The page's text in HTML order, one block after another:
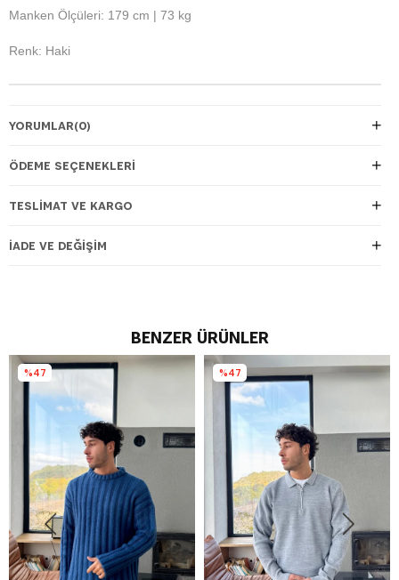
Manken Ölçüleri: 179 cm | 73 kg
Renk: Haki
YORUMLAR(0)
ÖDEME SEÇENEKLERI
TESLIMAT VE KARGO
İADE VE DEĞIŞIM
BENZER ÜRÜNLER
%47 %47